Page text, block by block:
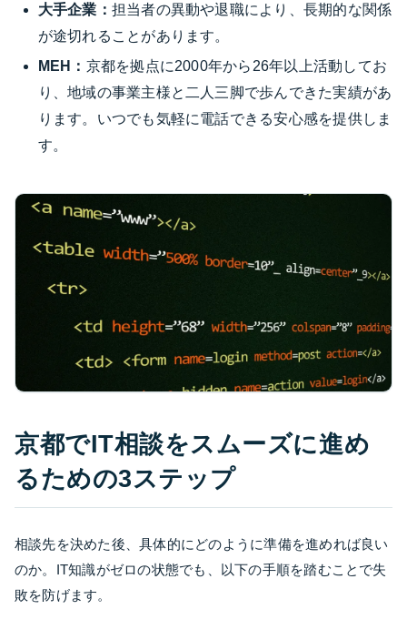
大手企業： 担当者の異動や退職により、長期的な関係
が途切れることがあります。
MEH： 京都を拠点に2000年から26年以上活動してお
り、地域の事業主様と二人三脚で歩んできた実績があ
ります。いつでも気軽に電話できる安心感を提供しま
す。
京都でIT相談をスムーズに進め
るための3ステップ
相談先を決めた後、具体的にどのように準備を進めれば良い
のか。IT知識がゼロの状態でも、以下の手順を踏むことで失
敗を防げます。